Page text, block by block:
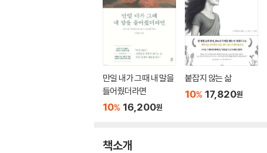
만일 내가 그때 내 말을
들어줬더라면
10% 16,200원
붙잡지 않는 삶
10% 17,820원
책소개